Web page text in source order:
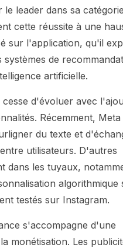
leader dans sa
cette réussite à une
sur l'application, qu'il
systèmes de
artificielle.
d'évoluer avec
Récemment,
du texte et
utilisateurs. D'autres
dans les tuyaux,
algorithmique
testés sur Instagram.
s'accompagne d'une
monétisation. Les